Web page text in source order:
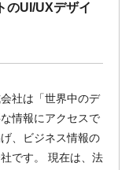
のUI/UXデザイ
社は「世界中のデ
情報にアクセスで
、ビジネス情報の
です。 現在は、法